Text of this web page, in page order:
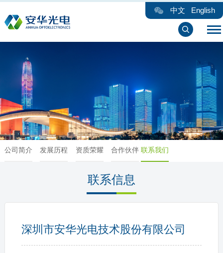
中文 English
公司简介 发展历程 资质荣耀 合作伙伴 联系我们
联系信息
深圳市安华光电技术股份有限公司